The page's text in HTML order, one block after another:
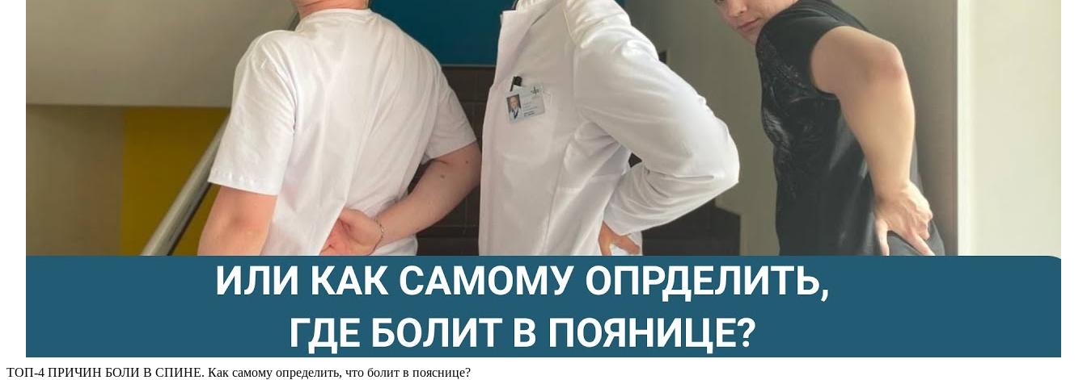
ТОП-4 ПРИЧИН БОЛИ В СПИНЕ. Как самому определить, что болит в пояснице?